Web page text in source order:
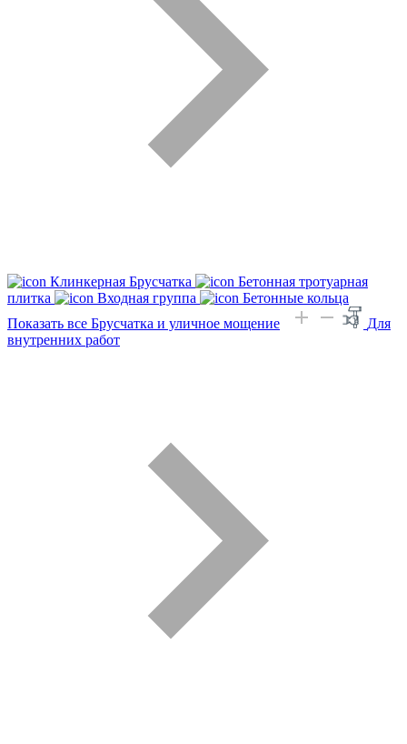
Клинкерная Брусчатка
Бетонная тротуарная
плитка
Входная группа
Бетонные кольца
Показать все Брусчатка и уличное мощение
Для
внутренних работ